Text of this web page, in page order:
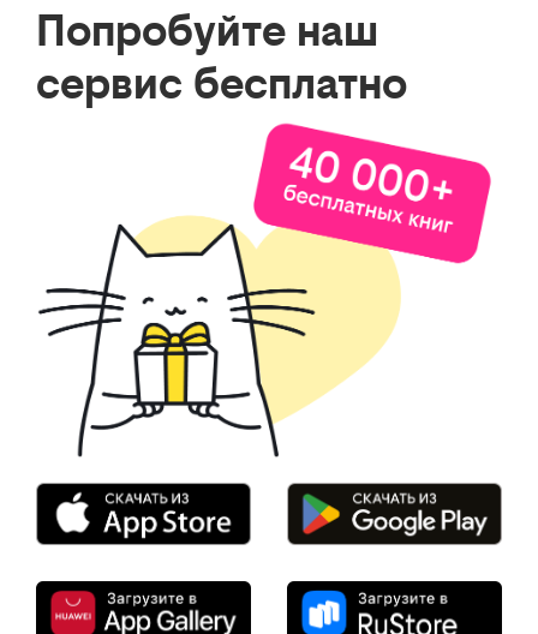
Попробуйте наш
сервис бесплатно